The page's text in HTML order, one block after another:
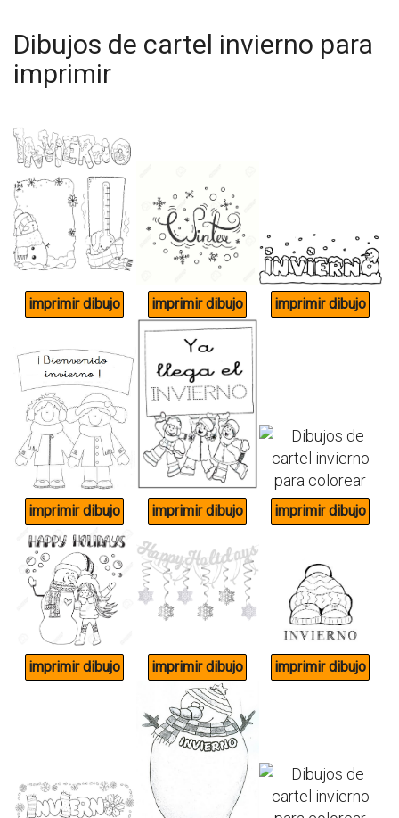
Dibujos de cartel invierno para
imprimir